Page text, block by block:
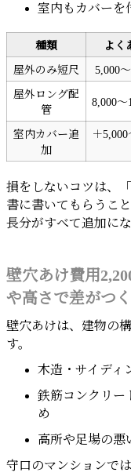
室内もカバーを
種類 よく
屋外のみ短尺 5,000
屋外ロング配
管
8,000～
室内カバー追
加
＋
損をしないコツは、
書に書いてもらうこ
長分がすべて追加に
壁穴あけ費用
や高さで差がつ
壁穴あけは、建物の
す。
木造・サイディ
鉄筋コンクリー
め
高所や足場の悪
守口のマンションで